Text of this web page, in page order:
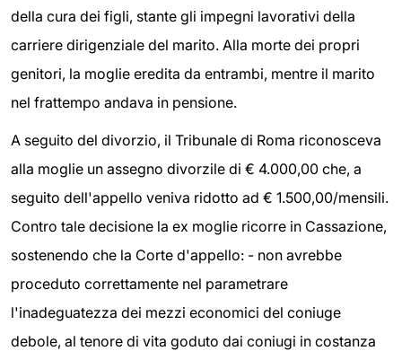
della cura dei figli, stante gli impegni lavorativi della
carriere dirigenziale del marito. Alla morte dei propri
genitori, la moglie eredita da entrambi, mentre il marito
nel frattempo andava in pensione.
A seguito del divorzio, il Tribunale di Roma riconosceva
alla moglie un assegno divorzile di € 4.000,00 che, a
seguito dell'appello veniva ridotto ad € 1.500,00/mensili.
Contro tale decisione la ex moglie ricorre in Cassazione,
sostenendo che la Corte d'appello: - non avrebbe
proceduto correttamente nel parametrare
l'inadeguatezza dei mezzi economici del coniuge
debole, al tenore di vita goduto dai coniugi in costanza